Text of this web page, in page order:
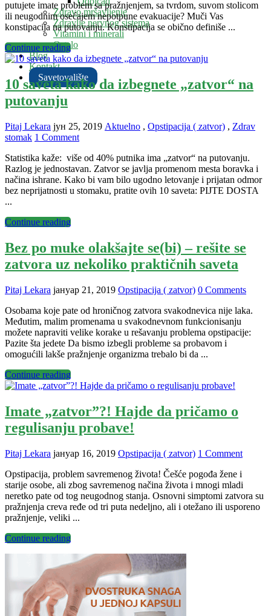
Zdravo mršavljenje
Zdravlje nervnog sistema
Vitamini i minerali
Ostalo
Blog
Kontakt
Savetovalište
putujete imate problem sa pražnjenjem, sa tvrdom, suvom stolicom
ili neugodnim osećajem nepotpune evakuacije? Muči Vas
konstipacija na putovanju. Konstipacija se obično definiše ...
Continue reading
10 saveta kako da izbegnete „zatvor“ na
putovanju
Pitaj Lekara јун 25, 2019 Aktuelno , Opstipacija ( zatvor) , Zdrav
stomak 1 Comment
Statistika kaže: više od 40% putnika ima „zatvor“ na putovanju.
Razlog je jednostavan. Zatvor se javlja promenom mesta boravka i
načina ishrane. Kako bi vam bilo ugodno letovanje i prijatan odmor
bez neprijatnosti u stomaku, pratite ovih 10 saveta: PIJTE DOSTA
...
Continue reading
Bez po muke olakšajte se(bi) – rešite se
zatvora uz nekoliko praktičnih saveta
Pitaj Lekara јануар 21, 2019 Opstipacija ( zatvor) 0 Comments
Osobama koje pate od hroničnog zatvora svakodnevica nije laka.
Međutim, malim promenama u svakodnevnom funkcionisanju
možete napraviti velike korake u rešavanju problema opstipacije:
Pazite šta jedete Da bismo izbegli probleme sa probavom i
omogućili lakše pražnjenje organizma trebalo bi da ...
Continue reading
Imate „zatvor”?! Hajde da pričamo o
regulisanju probave!
Pitaj Lekara јануар 16, 2019 Opstipacija ( zatvor) 1 Comment
Opstipacija, problem savremenog života! Češće pogođa žene i
starije osobe, ali zbog savremenog načina života i mnogi mladi
neretko pate od tog neugodnog stanja. Osnovni simptomi zatvora su
pražnjenja creva ređe od tri puta nedeljno, ali i otežano ili usporeno
pražnjenje, veliki ...
Continue reading